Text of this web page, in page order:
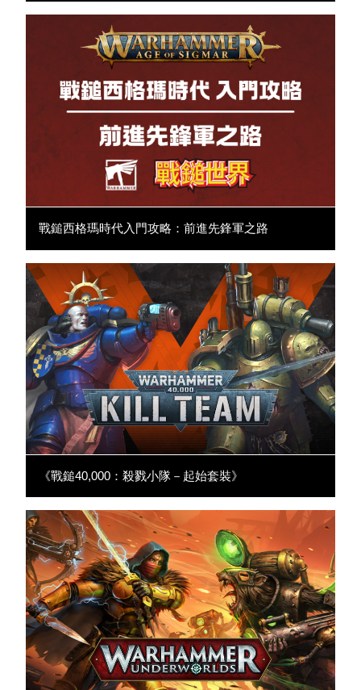
戰鎚西格瑪時代入門攻略：前進先鋒軍之路
《戰鎚40,000：殺戮小隊－起始套裝》